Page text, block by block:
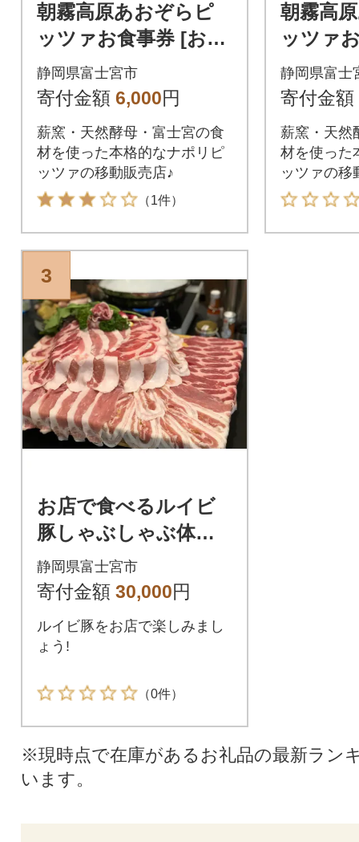
朝霧高原あおぞらピ
ッツァお食事券 [お好
きなピッツァ1枚]
静岡県富士宮市
寄付金額 6,000円
薪窯・天然酵母・富士宮の食
材を使った本格的なナポリピ
ッツァの移動販売店♪
（1件）
朝霧高
ッツァ
きなピ
静岡県富士
寄付金額
薪窯・天然
材を使った
ッツァの移
3
お店で食べるルイビ
豚しゃぶしゃぶ体験
コース
静岡県富士宮市
寄付金額 30,000円
ルイビ豚をお店で楽しみまし
ょう!
（0件）
※現時点で在庫があるお礼品の最新ラン
います。